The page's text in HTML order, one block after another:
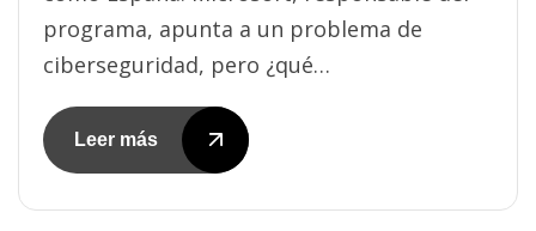
programa, apunta a un problema de
ciberseguridad, pero ¿qué…
Leer más